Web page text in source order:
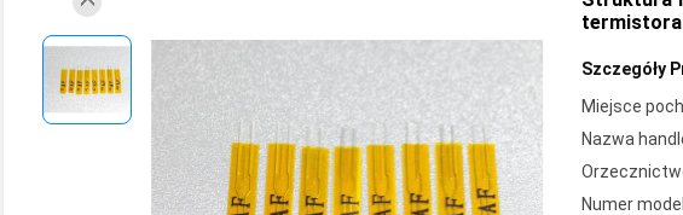
termistora
Szczegóły
Miejsce
Nazwa
Numer